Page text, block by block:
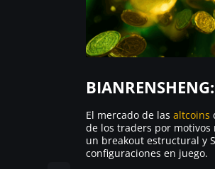
El mercado de las altcoins
de los traders por motivos
un breakout estructural y
configuraciones en juego.